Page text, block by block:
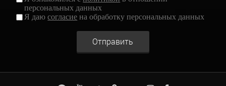
персональных данных
Я даюсогласие на обработку персональных данных
Отправить